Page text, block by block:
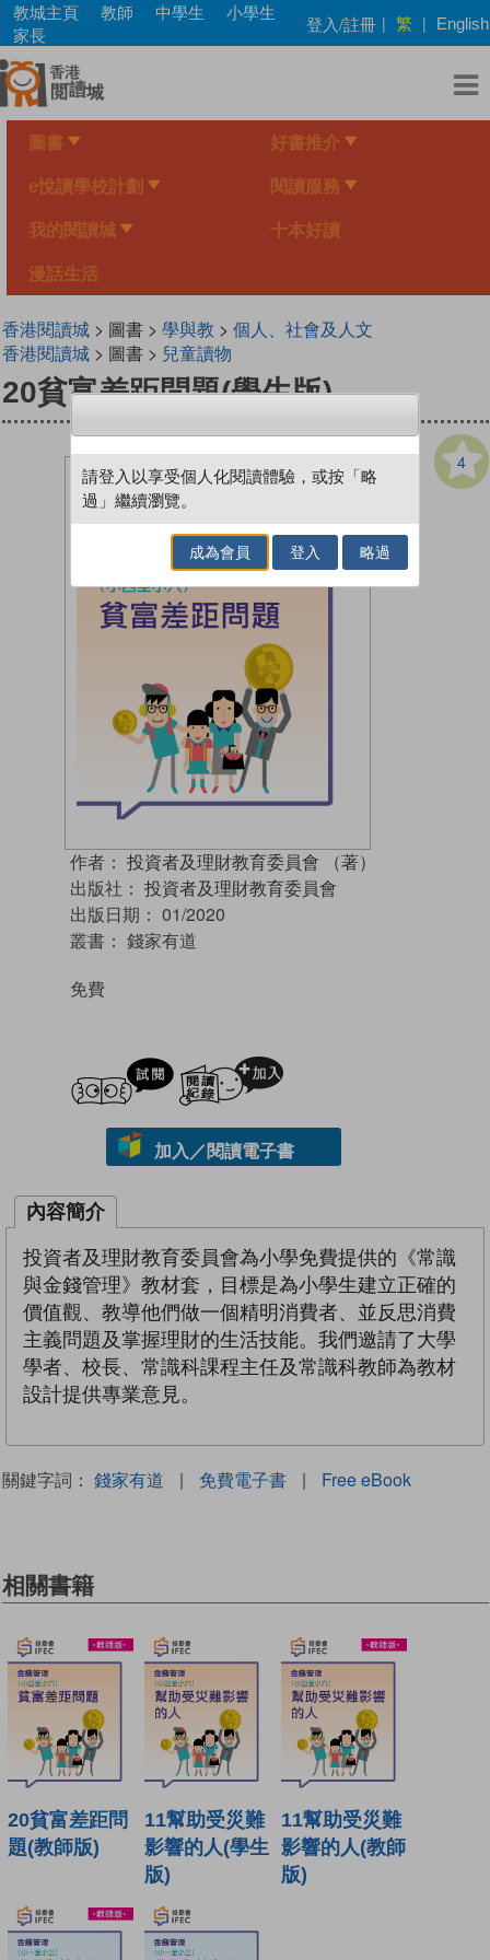
Skip
main
content
教城主頁 教師 中學生
小學生
家長
登入/註冊 | 繁 | English
圖書 好書推介
e悅讀學校計劃 閱讀服務
我的閱讀城 十本好讀
漫話生活
香港閱讀城> 圖書 > 學與教 > 個人、社會及人文
香港閱讀城> 圖書 > 兒童讀物
20貧富差距問題(學生版)
4
作者： 投資者及理財教育委員會 （著）
出版社： 投資者及理財教育委員會
出版日期： 01/2020
叢書： 錢家有道
免費
試閲
加入／閱讀電子書
內容簡介
投資者及理財教育委員會為小學免費提供的《常識
與金錢管理》教材套，目標是為小學生建立正確的
價值觀、教導他們做一個精明消費者、並反思消費
主義問題及掌握理財的生活技能。我們邀請了大學
學者、校長、常識科課程主任及常識科教師為教材
設計提供專業意見。
關鍵字詞： 錢家有道 | 免費電子書 | Free eBook
相關書籍
20貧富差距問
題(教師版)
11幫助受災難
影響的人(學生
版)
11幫助受災難
影響的人(教師
版)
請登入以享受個人化閱讀體驗，或按「略
過」繼續瀏覽。
成為會員 登入 略過